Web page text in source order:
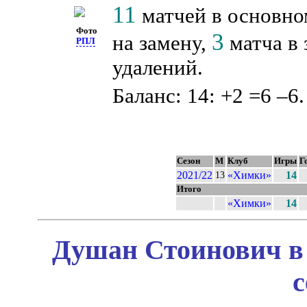
Фото
РПЛ
11 матчей в
на замену, 3 матча в
удалений.
Баланс: 14: +2 =6 –6.
Сезон М Клуб Игры
2021/22 13 «Химки» 14
Итого
«Химки» 14
Душан Стоинович в